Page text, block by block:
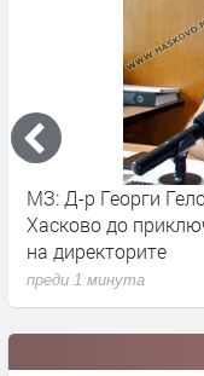
Слънчево и горещо
неделя
преди 6 часа